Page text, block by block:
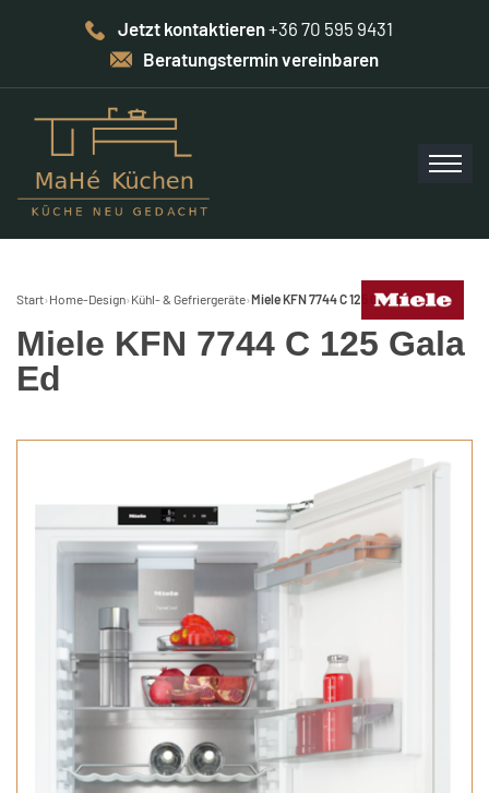
Jetzt kontaktieren+36 70 595 9431
Beratungstermin vereinbaren
Start› Home-Design› Kühl- & Gefriergeräte›Miele KFN 7744 C 125 Gala Ed
Miele KFN 7744 C 125 Gala
Ed